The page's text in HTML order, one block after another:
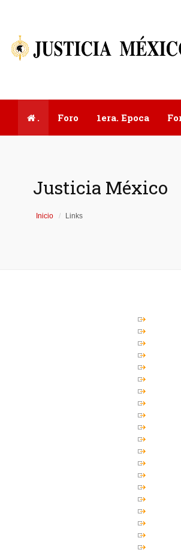
. Foro 1era. Epoca
Justicia México
Inicio Links